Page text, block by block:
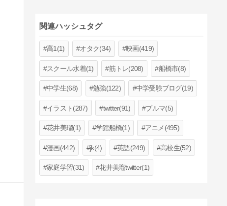
関連ハッシュタグ
高1(1) オタク(34) 映画(419)
スクール水着(1) 筋トレ(208) 船橋市(8)
中学生(68) 勉強(122) 中学受験ブログ(19)
イラスト(287) twitter(91) ブルマ(5)
花井美瑠(1) 学館船橋(1) アニメ(495)
漫画(442) jk(4) 英語(249) 高校生(52)
家庭学習(31) 花井美瑠twitter(1)